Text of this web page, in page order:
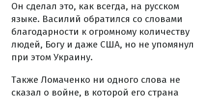
Он сделал это, как всегда, на русском
языке. Василий обратился со словами
благодарности к огромному количеству
людей, Богу и даже США, но не упомянул
при этом Украину.
Также Ломаченко ни одного слова не
сказал о войне, в которой его страна